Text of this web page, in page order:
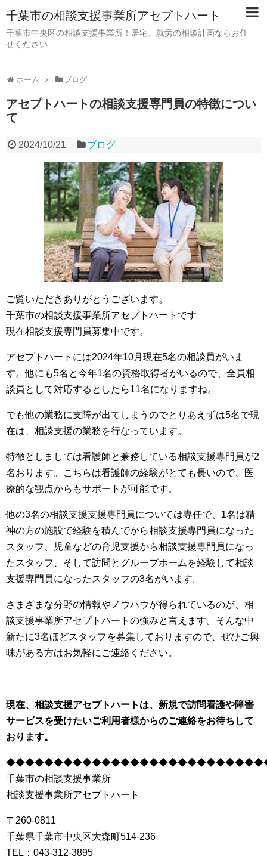
千葉市の相談支援事業所アセプトハート
千葉市中央区の相談支援事業所！居宅、就労の相談計画ならお任
せください
ホーム ブログ
アセプトハートの相談支援専門員の特徴につい
て
2024/10/21 ブログ
ご覧いただきありがとうございます。
千葉市の相談支援事業所アセプトハートです
現在相談支援専門員募集中です。
アセプトハートには2024年10月現在5名の相談員がいま
す。他にも5名と今年1名の資格取得者がいるので、全員相
談員として対応するとしたら11名になりますね。
でも他の業務に支障が出てしまうのでとりあえずは5名で現
在は、相談支援の業務を行なっています。
特徴としましては看護師と兼務している相談支援専門員が2
名おります。こちらは看護師の経験がとても長いので、医
療的な観点からもサポートが可能です。
他の3名の相談支援支援専門員については専任で、1名は精
神の方の施設で経験を積んでから相談支援専門員になった
スタッフ、児童などの育児支援から相談支援専門員になっ
たスタッフ、そして訪問とグループホームを経験して相談
支援専門員になったスタッフの3名がいます。
さまざまな分野の情報やノウハウが得られているのが、相
談支援事業所アセプトハートの強みと言えます。そんな中
新たに3名ほどスタッフを募集しておりますので、ぜひご興
味がある方はお気軽にご連絡ください。
現在、相談支援アセプトハートは、新規で訪問看護や障害
サービスを受けたいご利用者様からのご連絡をお待ちして
おります。
千葉市の相談支援事業所
相談支援事業所アセプトハート
〒260-0811
千葉県千葉市中央区大森町514-236
TEL：043-312-3895